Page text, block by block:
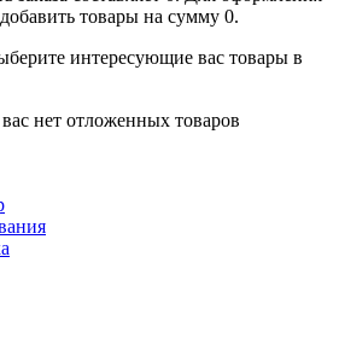
товары на сумму 0.
интересующие вас товары в
нет отложенных товаров